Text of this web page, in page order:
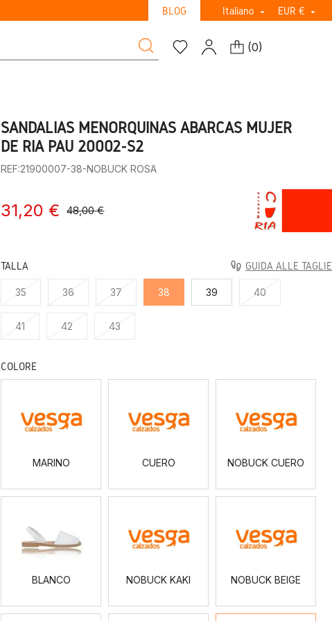
BLOG Italiano  EUR € 
(0)
SANDALIAS MENORQUINAS ABARCAS MUJER
DE RIA PAU 20002-S2
REF:21900007-38-NOBUCK ROSA
31,20 € 48,00 €
TALLA GUIDA ALLE TAGLIE
35 36 37 38 39 40
41 42 43
COLORE
MARINO CUERO NOBUCK CUERO
BLANCO NOBUCK KAKI NOBUCK BEIGE